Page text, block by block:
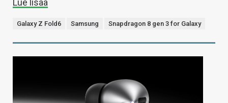
Lue lisää
Galaxy Z Fold6 Samsung Snapdragon 8 gen 3 for Galaxy